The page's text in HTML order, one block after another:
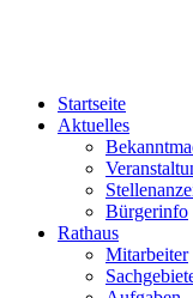
Startseite
Aktuelles
Bürgerinfo
Rathaus
Mitarbeiter